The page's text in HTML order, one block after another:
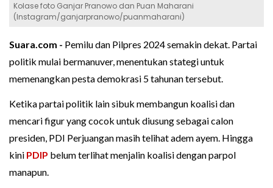
Kolase foto Ganjar Pranowo dan Puan Maharani
(Instagram/ganjarpranowo/puanmaharani)
Suara.com - Pemilu dan Pilpres 2024 semakin dekat. Partai
politik mulai bermanuver, menentukan stategi untuk
memenangkan pesta demokrasi 5 tahunan tersebut.
Ketika partai politik lain sibuk membangun koalisi dan
mencari figur yang cocok untuk diusung sebagai calon
presiden, PDI Perjuangan masih telihat adem ayem. Hingga
kini PDIP belum terlihat menjalin koalisi dengan parpol
manapun.